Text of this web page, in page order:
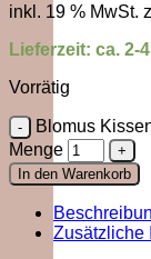
inkl. 19 % MwSt.
Lieferzeit: ca. 2-
Vorrätig
Blomus
Menge
In den Warenkorb
Zusätzliche